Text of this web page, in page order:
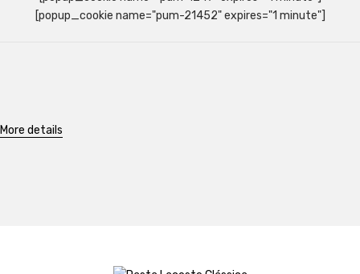
[popup_cookie name="pum-21452" expires="1 minute"]
More details